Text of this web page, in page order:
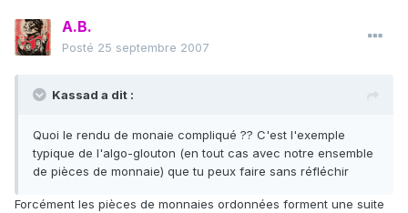
A.B.
Posté 25 septembre 2007
Kassad a dit :
Quoi le rendu de monaie compliqué ?? C'est l'exemple
typique de l'algo-glouton (en tout cas avec notre ensemble
de pièces de monnaie) que tu peux faire sans réfléchir
Forcément les pièces de monnaies ordonnées forment une suite